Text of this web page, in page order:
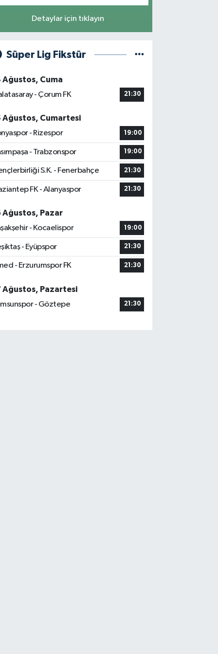
Detaylar için tıklayın
Süper Lig Fikstür
Ağustos, Cuma
- Çorum FK
21:30
Ağustos, Cumartesi
- Rizespor
19:00
- Trabzonspor 19:00
S.K. - Fenerbahçe 21:30
FK - Alanyaspor 21:30
Ağustos, Pazar
- Kocaelispor
19:00
- Eyüpspor 21:30
- Erzurumspor FK 21:30
Ağustos, Pazartesi
- Göztepe
21:30